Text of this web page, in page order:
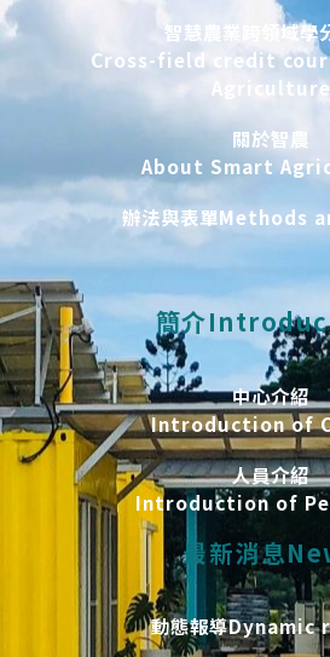
簡介
中心介紹
Introduction of
人員介紹
Introduction of
最新消息
動態報導
智慧農業跨領域學
Cross-field credit
Agriculture
關於智農
About Smart
辦法與表單Methods